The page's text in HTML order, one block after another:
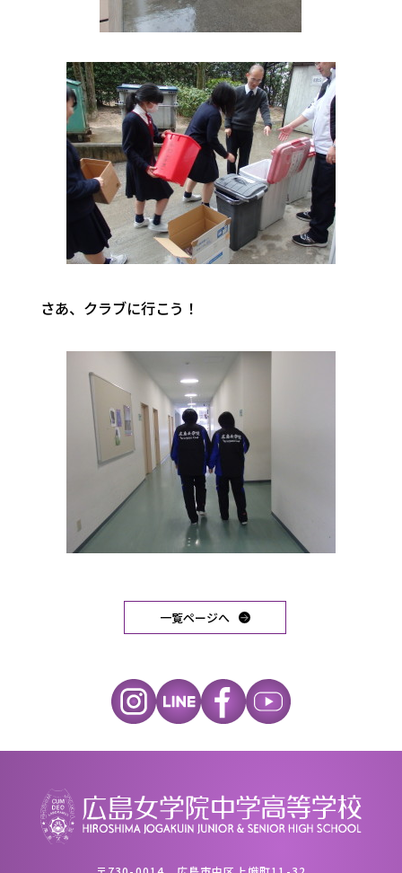
さあ、クラブに行こう！
一覧ページへ